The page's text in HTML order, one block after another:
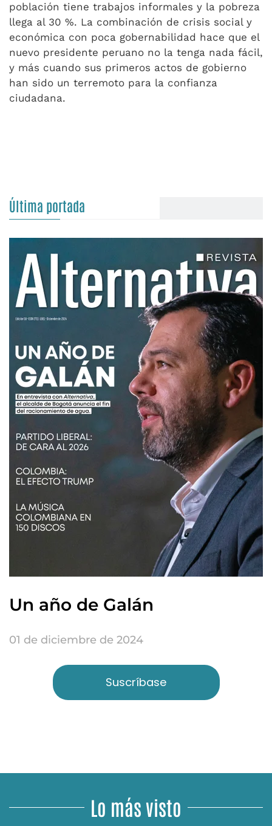
población tiene trabajos informales y la pobreza
llega al 30 %. La combinación de crisis social y
económica con poca gobernabilidad hace que el
nuevo presidente peruano no la tenga nada fácil,
y más cuando sus primeros actos de gobierno
han sido un terremoto para la confianza
ciudadana.
Última portada
Un año de Galán
01 de diciembre de 2024
Suscríbase
Lo más visto